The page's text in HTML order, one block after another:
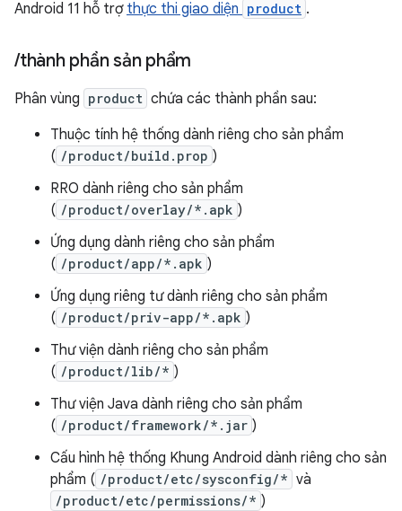
Android 11 hỗ trợ thực thi giao diện product .
/thành phần sản phẩm
Phân vùng product chứa các thành phần sau:
Thuộc tính hệ thống dành riêng cho sản phẩm
( /product/build.prop )
RRO dành riêng cho sản phẩm
( /product/overlay/*.apk )
Ứng dụng dành riêng cho sản phẩm
( /product/app/*.apk )
Ứng dụng riêng tư dành riêng cho sản phẩm
( /product/priv-app/*.apk )
Thư viện dành riêng cho sản phẩm
( /product/lib/* )
Thư viện Java dành riêng cho sản phẩm
( /product/framework/*.jar )
Cấu hình hệ thống Khung Android dành riêng cho sản
phẩm ( /product/etc/sysconfig/* và
/product/etc/permissions/* )